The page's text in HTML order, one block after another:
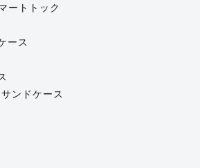
ートトック
ース
ンドケース